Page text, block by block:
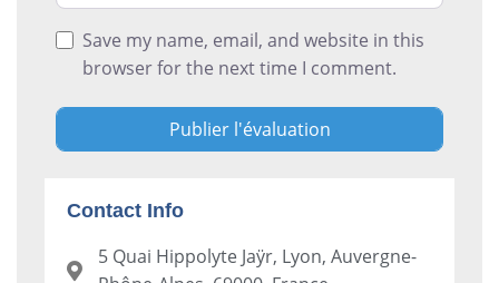
Save my name, email, and website in this
browser for the next time I comment.
Contact Info
5 Quai Hippolyte Jaÿr, Lyon, Auvergne-